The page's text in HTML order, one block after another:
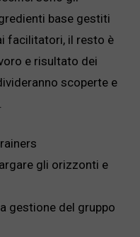
base gestiti
facilitatori, il resto è
e risultato dei
scoperte e
gli orizzonti e
gestione del gruppo